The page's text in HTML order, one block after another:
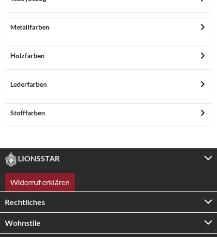
Metallfarben
Holzfarben
Lederfarben
Stofffarben
LIONSSTAR
Widerruf erklären
Rechtliches
Wohnstile